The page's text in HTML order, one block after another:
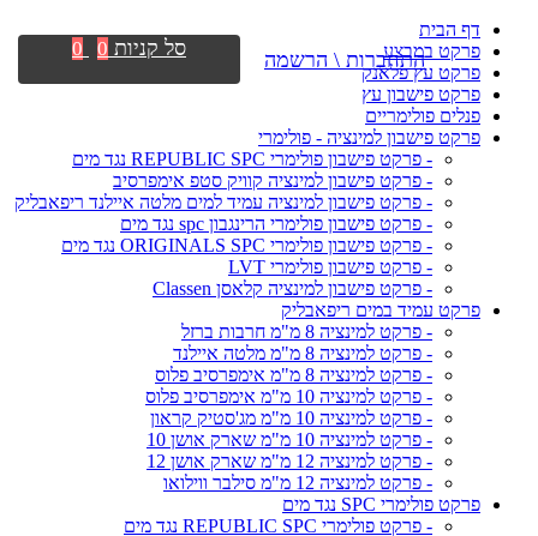
דף הבית
פרקט במבצע
פרקט עץ פלאנק
פרקט פישבון עץ
פנלים פולימריים
פרקט פישבון למינציה - פולימרי
- פרקט פישבון פולימרי REPUBLIC SPC נגד מים
- פרקט פישבון למינציה קוויק סטפ אימפרסיב
- פרקט פישבון למינציה עמיד למים מלטה איילנד ריפאבליק
- פרקט פישבון פולימרי הרינגבון spc נגד מים
- פרקט פישבון פולימרי ORIGINALS SPC נגד מים
- פרקט פישבון פולימרי LVT
- פרקט פישבון למינציה קלאסן Classen
פרקט עמיד במים ריפאבליק
- פרקט למינציה 8 מ"מ חרבות ברזל
- פרקט למינציה 8 מ"מ מלטה איילנד
- פרקט למינציה 8 מ"מ אימפרסיב פלוס
- פרקט למינציה 10 מ"מ אימפרסיב פלוס
- פרקט למינציה 10 מ"מ מג'סטיק קראון
- פרקט למינציה 10 מ"מ שארק אושן 10
- פרקט למינציה 12 מ"מ שארק אושן 12
- פרקט למינציה 12 מ"מ סילבר ווילואו
פרקט פולימרי SPC נגד מים
- פרקט פולימרי REPUBLIC SPC נגד מים
התחברות \ הרשמה סל קניות 0
0